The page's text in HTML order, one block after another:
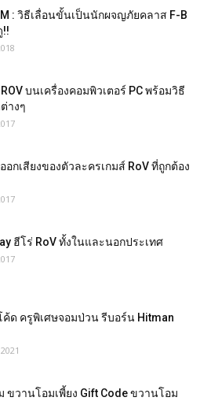
: วิธีเลื่อนขั้นเป็นนักผจญภัยคลาส F-B
!!
บนเครื่องคอมพิวเตอร์ PC พร้อมวิธี
างๆ
อกเสียงของตัวละครเกมส์ RoV ที่ถูกต้อง
ฮีโร่ RoV ทั้งในและนอกประเทศ
ค้ด ครูพิเศษจอมป่วน รีบอร์น Hitman
ขวานโอมเพี้ยง Gift Code ขวานโอม